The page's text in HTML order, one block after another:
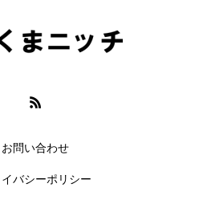
お問い合わせ
バシーポリシー